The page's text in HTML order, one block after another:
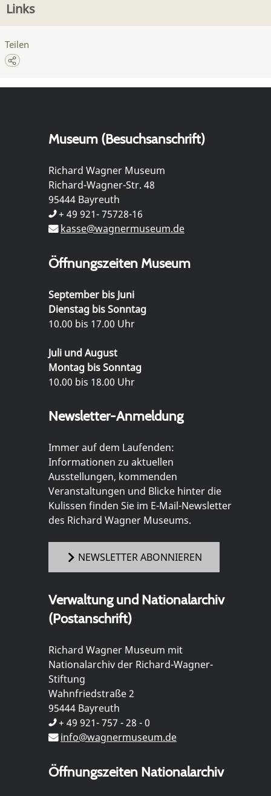
Links
Teilen
Museum (Besuchsanschrift)
Richard Wagner Museum
Richard-Wagner-Str. 48
95444 Bayreuth
+ 49 921- 75728-16
kasse@wagnermuseum.de
Öffnungszeiten Museum
September bis Juni
Dienstag bis Sonntag
10.00 bis 17.00 Uhr
Juli und August
Montag bis Sonntag
10.00 bis 18.00 Uhr
Newsletter-Anmeldung
Immer auf dem Laufenden:
Informationen zu aktuellen
Ausstellungen, kommenden
Veranstaltungen und Blicke hinter die
Kulissen finden Sie im E-Mail-Newsletter
des Richard Wagner Museums.
NEWSLETTER ABONNIEREN
Verwaltung und Nationalarchiv
(Postanschrift)
Richard Wagner Museum mit
Nationalarchiv der Richard-Wagner-
Stiftung
Wahnfriedstraße 2
95444 Bayreuth
+ 49 921- 757 - 28 - 0
info@wagnermuseum.de
Öffnungszeiten Nationalarchiv